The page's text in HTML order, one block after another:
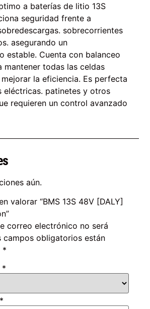
a baterías de litio 13S
seguridad frente a
sobrecorrientes
asegurando un
estable. Cuenta con balanceo
mantener todas las celdas
la eficiencia. Es perfecta
eléctricas. patinetes y otros
requieren un control avanzado
aún.
valorar “BMS 13S 48V [DALY]
correo electrónico no será
campos obligatorios están
*
*
*